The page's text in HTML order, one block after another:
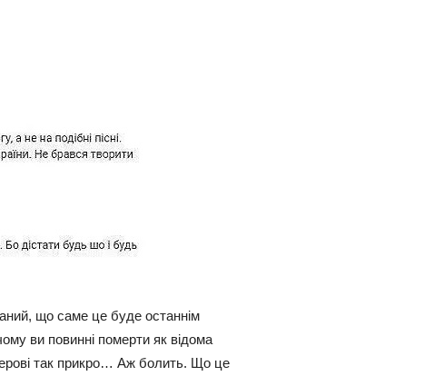
що саме це буде останнім
ви повинні померти як відома
так прикро… Аж болить. Що це